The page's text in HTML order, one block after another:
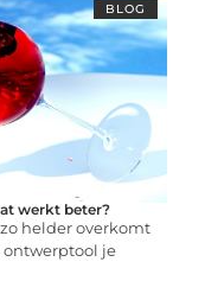
BLOG
werkt beter?
helder overkomt
ontwerptool je